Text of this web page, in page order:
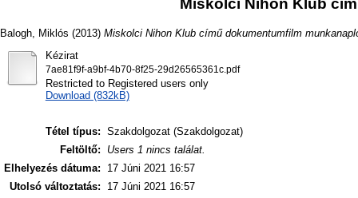
Miskolci Nihon Klub
Balogh, Miklós (2013) Miskolci Nihon Klub című dokumentumfilm
Kézirat
7ae81f9f-a9bf-4b70-8f25-29d26565361c.pdf
Restricted to Registered users only
Download (832kB)
Tétel típus: Szakdolgozat (Szakdolgozat)
Feltöltő:
Users 1 nincs találat.
Elhelyezés dátuma:
17 Júni 2021 16:57
Utolsó változtatás:
17 Júni 2021 16:57